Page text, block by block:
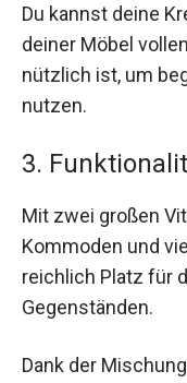
Du kannst deine
deiner Möbel
nützlich ist, um
nutzen.
3.
Mit zwei großen
Kommoden und
reichlich Platz für
Gegenständen.
Dank der